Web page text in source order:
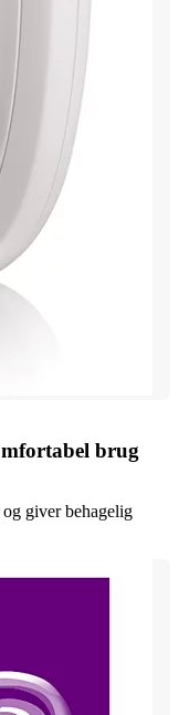
brug
giver behagelig